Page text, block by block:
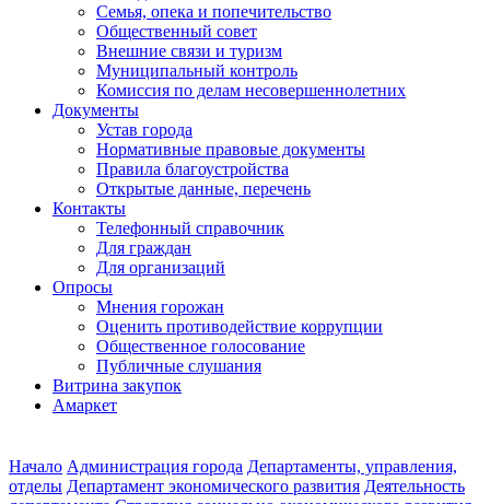
Семья, опека и попечительство
Общественный совет
Внешние связи и туризм
Муниципальный контроль
Комиссия по делам несовершеннолетних
Документы
Устав города
Нормативные правовые документы
Правила благоустройства
Открытые данные, перечень
Контакты
Телефонный справочник
Для граждан
Для организаций
Опросы
Мнения горожан
Оценить противодействие коррупции
Общественное голосование
Публичные слушания
Витрина закупок
Амаркет
Начало Администрация города Департаменты, управления,
отделы Департамент экономического развития Деятельность